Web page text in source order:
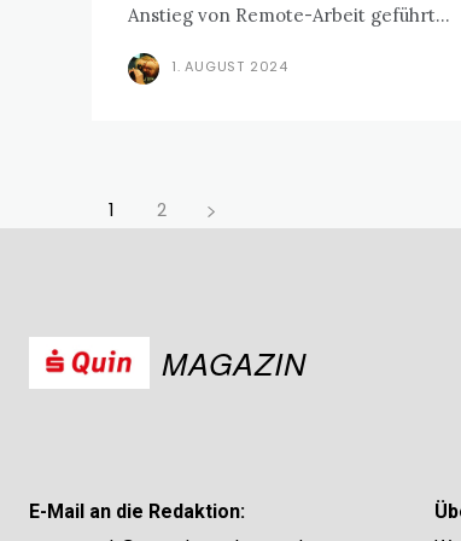
Anstieg von Remote-Arbeit geführt...
1. AUGUST 2024
1 2
MAGAZIN
E-Mail an die Redaktion: